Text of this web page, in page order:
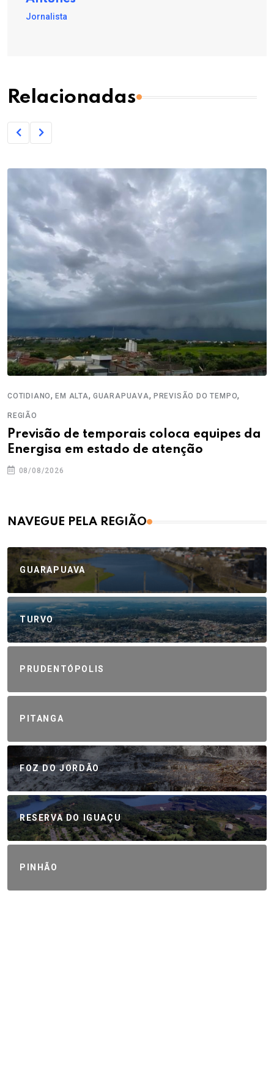
Jornalista
Relacionadas
COTIDIANO,EM ALTA, GUARAPUAVA, PREVISÃO DO TEMPO,
REGIÃO
Previsão de temporais coloca equipes da
Energisa em estado de atenção
08/08/2026
NAVEGUE PELA REGIÃO
GUARAPUAVA
TURVO
PRUDENTÓPOLIS
PITANGA
FOZ DO JORDÃO
RESERVA DO IGUAÇU
PINHÃO